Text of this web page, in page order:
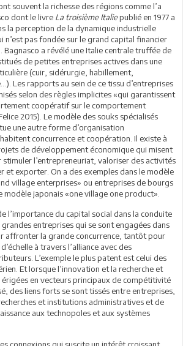
souvent la richesse des régions comme l’a
dont le livre La troisième Italiepublié en 1977 a
la perception de la dynamique industrielle
n’est pas fondée sur le grand capital financier
Bagnasco a révélé une Italie centrale truffée de
de petites entreprises actives dans une
(cuir, sidérurgie, habillement,
Les rapports au sein de ce tissu d’entreprises
selon des règles implicites «qui garantissent
coopératif sur le comportement
2015). Le modèle des souks spécialisés
une autre forme d’organisation
concurrence et coopération. Il existe à
de développement économique qui misent
stimuler l’entrepreneuriat, valoriser des activités
et exporter. On a des exemples dans le modèle
village enterprises» ou entreprises de bourgs
modèle japonais «one village one product».
l’importance du capital social dans la conduite
entreprises qui se sont engagées dans
affronter la grande concurrence, tantôt pour
à travers l’alliance avec des
L’exemple le plus patent est celui des
Et lorsque l’innovation et la recherche et
en vecteurs principaux de compétitivité
des liens forts se sont tissés entre entreprises,
et institutions administratives et de
aux technopoles et aux systèmes